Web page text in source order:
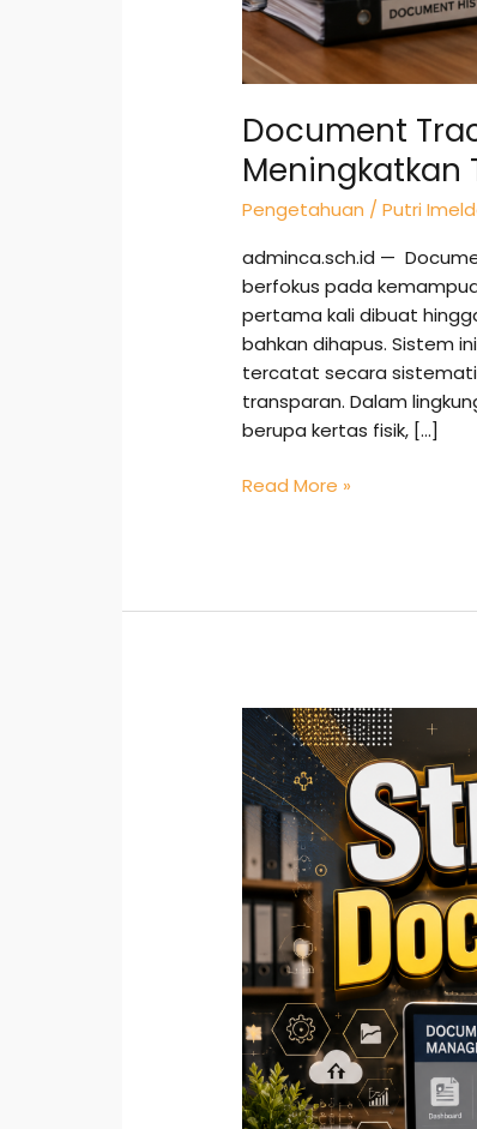
Document
Meningkatkan
Pengetahuan /Putri
adminca.sch.id —
berfokus pada
pertama kali dibuat
bahkan dihapus. Sistem
tercatat secara
transparan. Dalam
berupa kertas fisik, […]
Read More »
Strategic
Documentation:
Fondasi
Administrasi
yang
Mendukung
Keberlanjutan
Organisasi